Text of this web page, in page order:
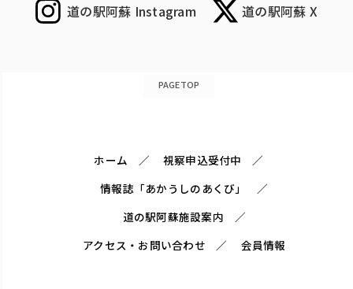
道の駅阿蘇 Instagram 道の駅阿蘇 X
PAGETOP
ホーム
視察申込受付中
情報誌「あかうしのあくび」
道の駅阿蘇施設案内
アクセス・お問い合わせ
会員情報